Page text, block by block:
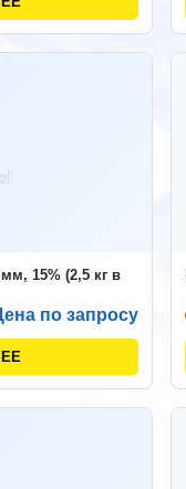
15% (2,5 кг в
по запросу